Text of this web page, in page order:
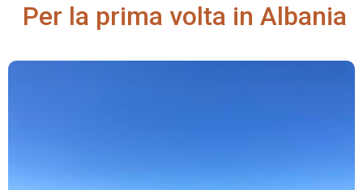
Per la prima volta in Albania